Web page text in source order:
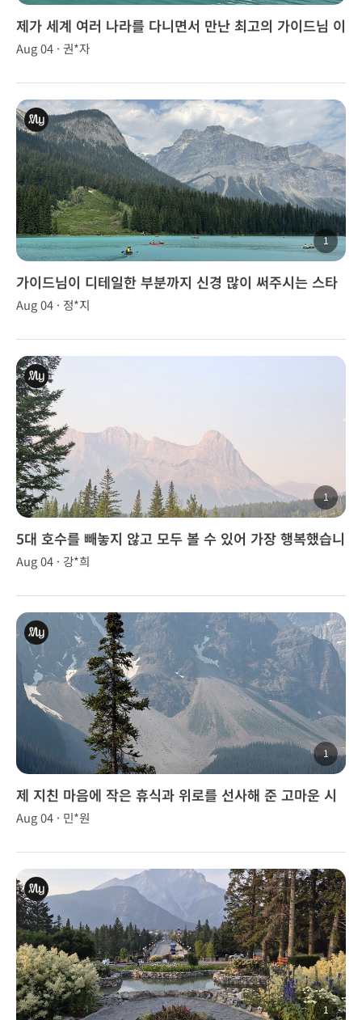
제가 세계 여러 나라를 다니면서 만난 최고의 가이드님 이
었습니다
Aug 04 · 권*자
1
가이드님이 디테일한 부분까지 신경 많이 써주시는 스타
일이라 투어 내내 편하게 잘 다녀왔습니다.
Aug 04 · 정*지
1
5대 호수를 빼놓지 않고 모두 볼 수 있어 가장 행복했습니
다.
Aug 04 · 강*희
1
제 지친 마음에 작은 휴식과 위로를 선사해 준 고마운 시
간
Aug 04 · 민*원
1